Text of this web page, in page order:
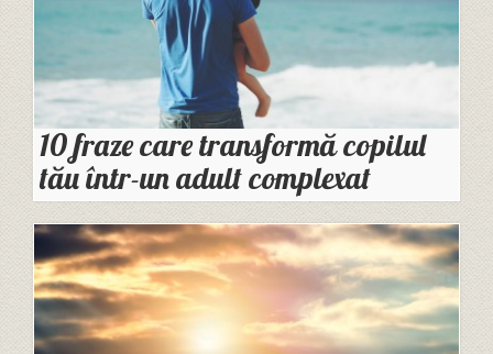
10 fraze care transformă copilul
tău într-un adult complexat